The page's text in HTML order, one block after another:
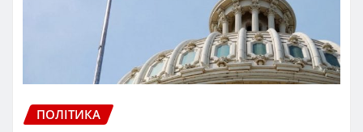
ПОЛІТИКА